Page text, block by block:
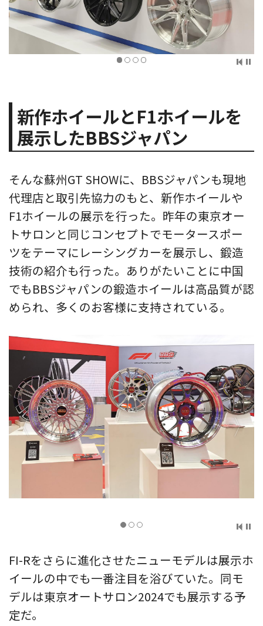
新作ホイールとF1ホイールを
展示したBBSジャパン
そんな蘇州GT SHOWに、BBSジャパンも現地
代理店と取引先協力のもと、新作ホイールや
F1ホイールの展示を行った。昨年の東京オー
トサロンと同じコンセプトでモータースポー
ツをテーマにレーシングカーを展示し、鍛造
技術の紹介も行った。ありがたいことに中国
でもBBSジャパンの鍛造ホイールは高品質が認
められ、多くのお客様に支持されている。
FI-Rをさらに進化させたニューモデルは展示ホ
イールの中でも一番注目を浴びていた。同モ
デルは東京オートサロン2024でも展示する予
定だ。